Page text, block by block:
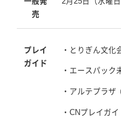
売
プレイ
ガイド
・とりぎん文化
・エースパック
・アルテプラザ
・CNプレイガイ